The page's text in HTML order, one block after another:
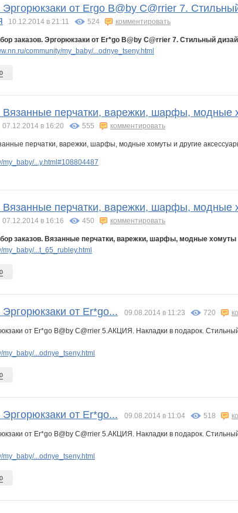
Каллиста Лагранж Надин 2828
Эргорюкзаки от Ergo B@by C@rrier 7.
10.12.2014 в 21:11 524 комментировать
заказов. Эргорюкзаки от Er*go B@by C@rrier 7. Стильный
community/my_baby/...odnye_tseny.html
Вязанные перчатки, варежки, шарфы,
07.12.2014 в 16:20 555 комментировать
my_baby/...y.html#108804487
Вязанные перчатки, варежки, шарфы,
07.12.2014 в 16:16 450 комментировать
заказов. Вязанные перчатки, варежки, шарфы, модные
...t_65_rubley.html
от Er*go... 09.08.2014 в 11:23 720
от Er*go B@by C@rrier 5.АКЦИЯ. Накладки в подарок.
...odnye_tseny.html
от Er*go... 09.08.2014 в 11:04 518
от Er*go B@by C@rrier 5.АКЦИЯ. Накладки в подарок.
...odnye_tseny.html